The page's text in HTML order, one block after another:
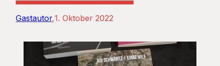
Gastautor 1. Oktober 2022